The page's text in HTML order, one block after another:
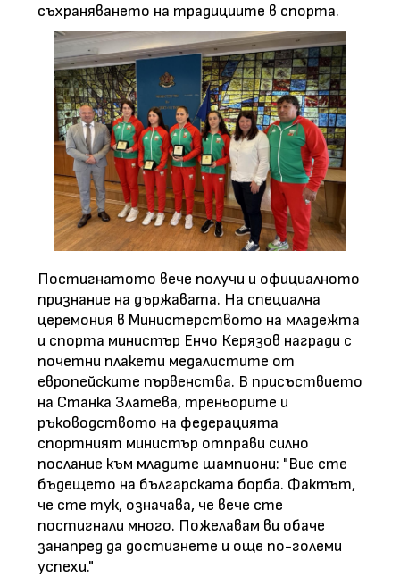
съхраняването на традициите в спорта.
Постигнатото вече получи и официалното
признание на държавата. На специална
церемония в Министерството на младежта
и спорта министър Енчо Керязов награди с
почетни плакети медалистите от
европейските първенства. В присъствието
на Станка Златева, треньорите и
ръководството на федерацията
спортният министър отправи силно
послание към младите шампиони: "Вие сте
бъдещето на българската борба. Фактът,
че сте тук, означава, че вече сте
постигнали много. Пожелавам ви обаче
занапред да достигнете и още по-големи
успехи."